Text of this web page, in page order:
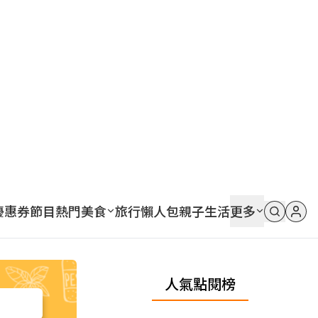
惠券節目熱門美食 旅行懶人包親子生活更多
人氣點閱榜